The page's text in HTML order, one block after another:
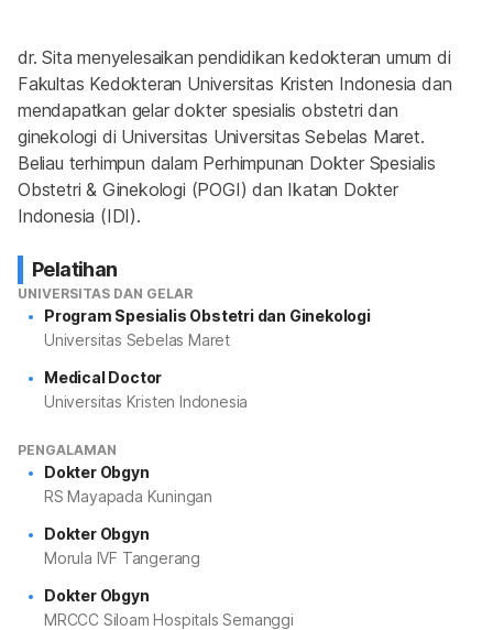
dr. Sita menyelesaikan pendidikan kedokteran umum di
Fakultas Kedokteran Universitas Kristen Indonesia dan
mendapatkan gelar dokter spesialis obstetri dan
ginekologi di Universitas Universitas Sebelas Maret.
Beliau terhimpun dalam Perhimpunan Dokter Spesialis
Obstetri & Ginekologi (POGI) dan Ikatan Dokter
Indonesia (IDI).
Pelatihan
UNIVERSITAS DAN GELAR
Program Spesialis Obstetri dan Ginekologi
Universitas Sebelas Maret
Medical Doctor
Universitas Kristen Indonesia
PENGALAMAN
Dokter Obgyn
RS Mayapada Kuningan
Dokter Obgyn
Morula IVF Tangerang
Dokter Obgyn
MRCCC Siloam Hospitals Semanggi